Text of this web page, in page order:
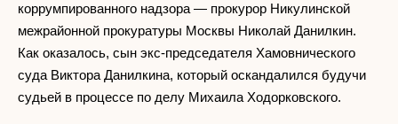
коррумпированного надзора — прокурор Никулинской
межрайонной прокуратуры Москвы Николай Данилкин.
Как оказалось, сын экс-председателя Хамовнического
суда Виктора Данилкина, который оскандалился будучи
судьей в процессе по делу Михаила Ходорковского.